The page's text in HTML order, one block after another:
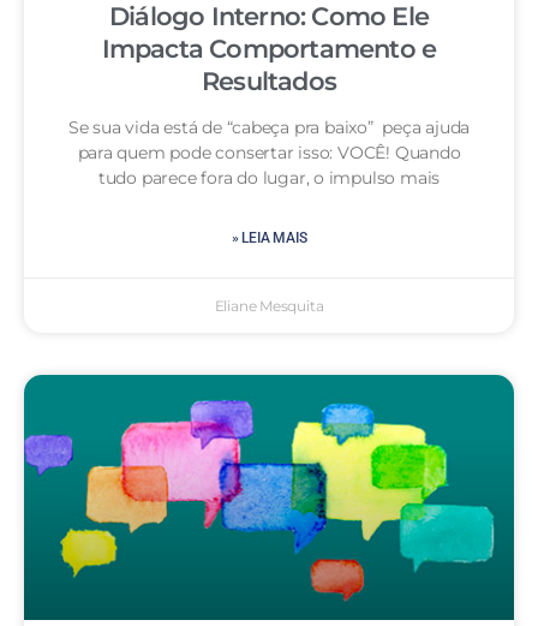
Diálogo Interno: Como Ele
Impacta Comportamento e
Resultados
Se sua vida está de “cabeça pra baixo” peça ajuda
para quem pode consertar isso: VOCÊ! Quando
tudo parece fora do lugar, o impulso mais
» LEIA MAIS
Eliane Mesquita